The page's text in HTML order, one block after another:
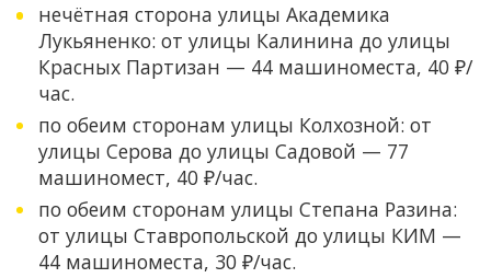
нечётная сторона улицы Академика
Лукьяненко: от улицы Калинина до улицы
Красных Партизан — 44 машиноместа, 40 ₽/
час.
по обеим сторонам улицы Колхозной: от
улицы Серова до улицы Садовой — 77
машиномест, 40 ₽/час.
по обеим сторонам улицы Степана Разина:
от улицы Ставропольской до улицы КИМ —
44 машиноместа, 30 ₽/час.